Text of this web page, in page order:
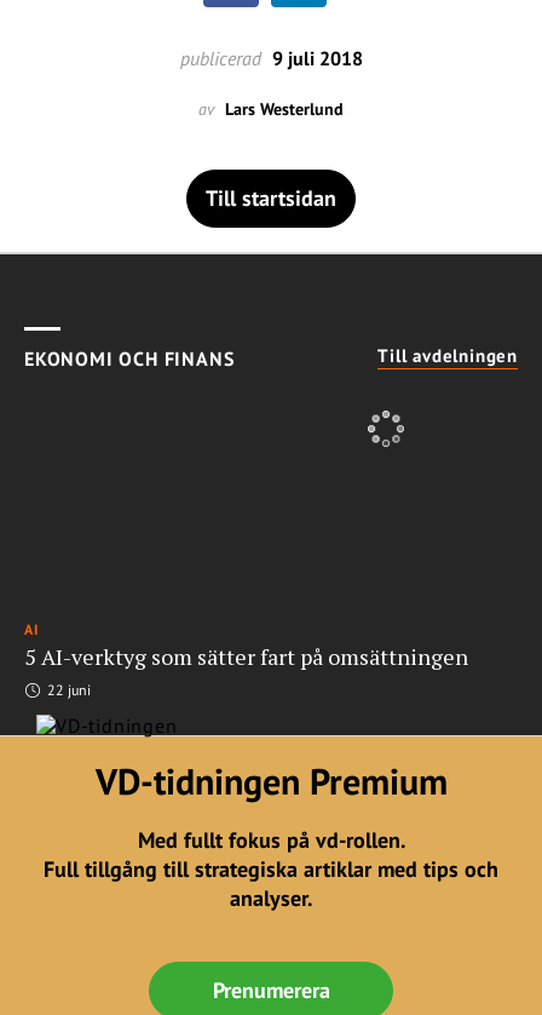
publicerad 9 juli 2018
av Lars Westerlund
Till startsidan
EKONOMI OCH FINANS Till avdelningen
AI
5 AI-verktyg som sätter fart på omsättningen
22 juni
VD-tidningen Premium
Med fullt fokus på vd-rollen.
Full tillgång till strategiska artiklar med tips och
analyser.
Prenumerera